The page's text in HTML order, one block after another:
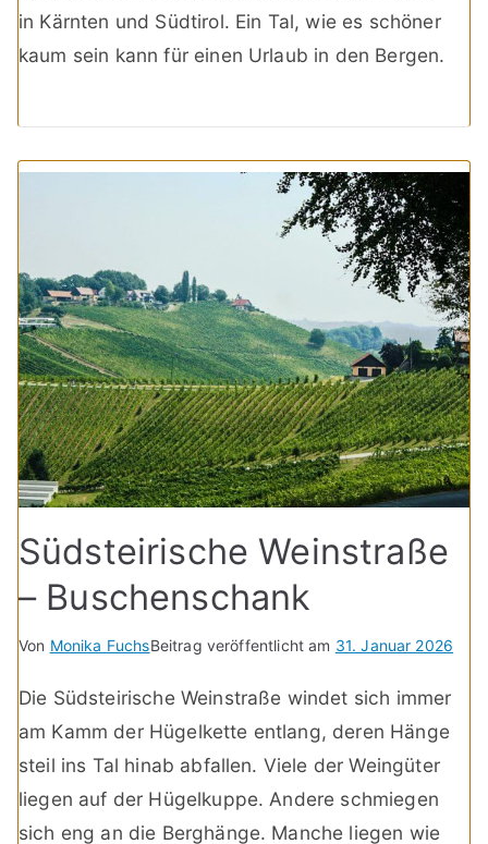
in Kärnten und Südtirol. Ein Tal, wie es schöner
kaum sein kann für einen Urlaub in den Bergen.
Südsteirische Weinstraße
– Buschenschank
Von Monika FuchsBeitrag veröffentlicht am 31. Januar 2026
Die Südsteirische Weinstraße windet sich immer
am Kamm der Hügelkette entlang, deren Hänge
steil ins Tal hinab abfallen. Viele der Weingüter
liegen auf der Hügelkuppe. Andere schmiegen
sich eng an die Berghänge. Manche liegen wie